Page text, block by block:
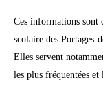
Ces informations sont
scolaire des Portages-
Elles servent
les plus fréquentées